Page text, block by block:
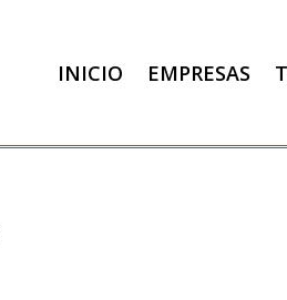
INICIO EMPRESAS